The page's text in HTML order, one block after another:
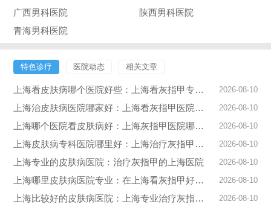
广西男科医院
陕西男科医院
青海男科医院
特色诊疗 医院动态 相关文章
上海看皮肤病哪个医院好些：上海看灰指甲专业医院 2026-08-10
上海治皮肤病医院哪家好：上海看灰指甲医院在哪 2026-08-10
上海哪个医院看皮肤病好：上海灰指甲医院哪里好 2026-08-10
上海皮肤病专科医院哪里好：上海治疗灰指甲去哪家医院 2026-08-10
上海专业的皮肤病医院：治疗灰指甲的上海医院 2026-08-10
上海哪里皮肤病医院专业：在上海看灰指甲好医院 2026-08-10
上海比较好的皮肤病医院：上海专业治疗灰指甲医院 2026-08-10